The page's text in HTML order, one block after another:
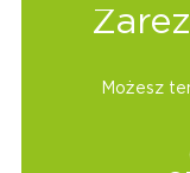
Możesz